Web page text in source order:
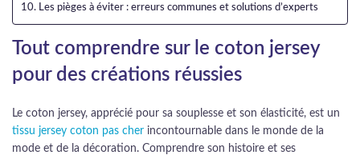
Les pièges à éviter : erreurs communes et solutions d’experts
Tout comprendre sur le coton jersey
pour des créations réussies
Le coton jersey, apprécié pour sa souplesse et son élasticité, est un
tissu jersey coton pas cher incontournable dans le monde de la
mode et de la décoration. Comprendre son histoire et ses